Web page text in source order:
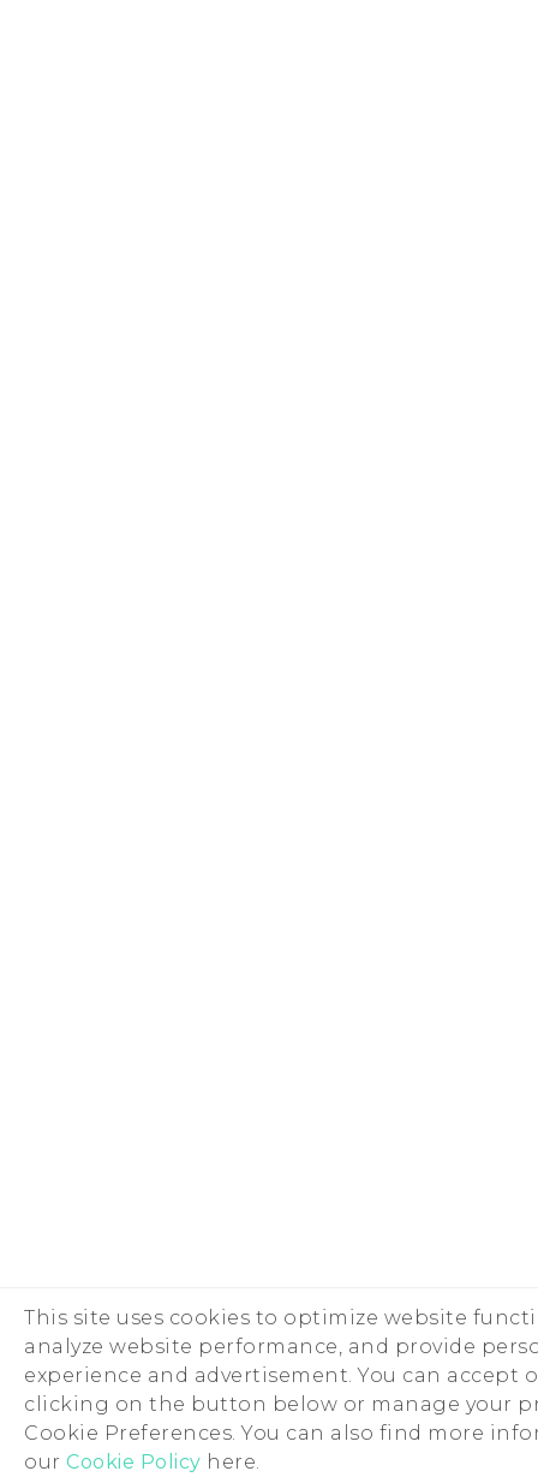
This site uses cookies to optimize website
analyze website performance, and provide
experience and advertisement. You can accept
clicking on the button below or manage your
Cookie Preferences. You can also find more
our Cookie Policy here.